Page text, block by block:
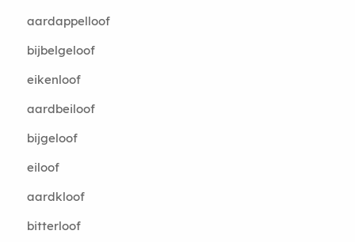
aardappelloof
bijbelgeloof
eikenloof
aardbeiloof
bijgeloof
eiloof
aardkloof
bitterloof